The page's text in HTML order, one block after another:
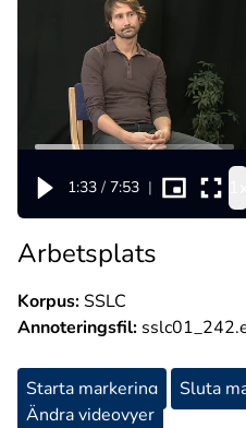
1:33 / 7:53 |
Arbetsplats
Korpus:SSLC
Annoteringsfil:
Starta markering Sluta
Ändra videovyer